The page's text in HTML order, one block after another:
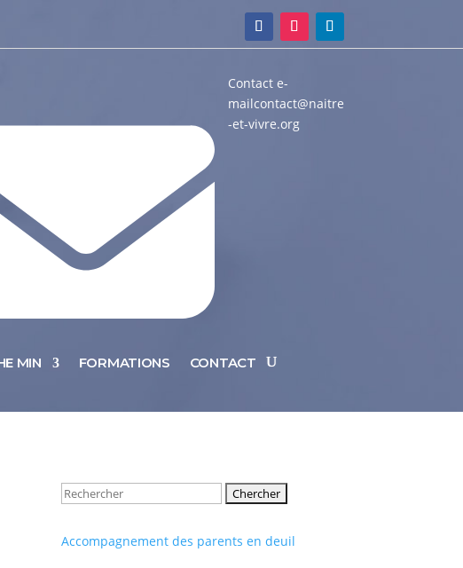
Contact e-
mailcontact@naitre
-et-vivre.org
MIN FORMATIONS CONTACT
Rechercher:
Accompagnement des parents en deuil